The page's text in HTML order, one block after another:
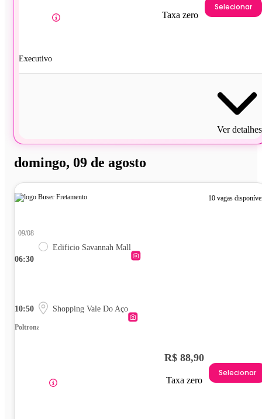
Executivo
Taxa zero
Selecionar
Ver detalhes
domingo, 09 de agosto
10 vagas
06:30
09/08
Edificio Savannah Mall
10:50 Shopping Vale Do Aço
Poltrona
R$ 88,90
Taxa zero
Selecionar